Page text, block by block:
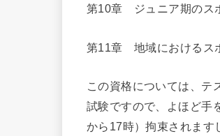
第10章 ジュニア期のス
第11章 地域におけるス
この資格については、テ
試験ですので、よほど手
から17時）拘束されます